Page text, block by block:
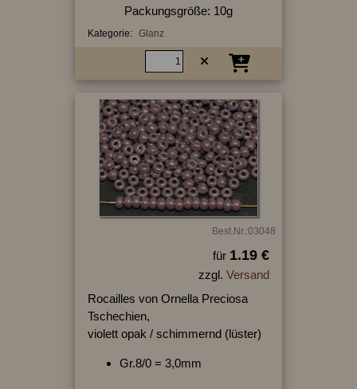
Packungsgröße: 10g
Kategorie: Glanz
Best.Nr.:03048
für 1.19 €
zzgl. Versand
Rocailles von Ornella Preciosa
Tschechien,
violett opak / schimmernd (lüster)
Gr.8/0 = 3,0mm